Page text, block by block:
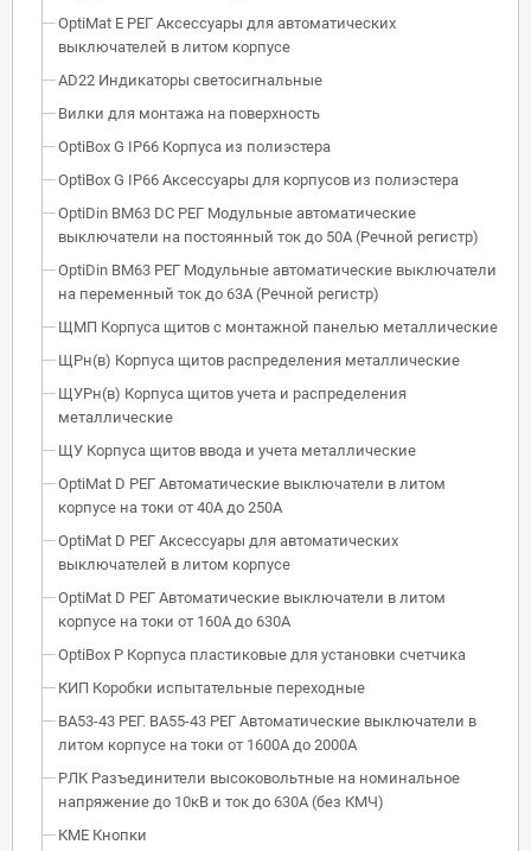
OptiMat E РЕГ Аксессуары для автоматических
выключателей в литом корпусе
AD22 Индикаторы светосигнальные
Вилки для монтажа на поверхность
OptiBox G IP66 Корпуса из полиэстера
OptiBox G IP66 Аксессуары для корпусов из полиэстера
OptiDin BM63 DC РЕГ Модульные автоматические
выключатели на постоянный ток до 50А (Речной регистр)
OptiDin BM63 РЕГ Модульные автоматические выключатели
на переменный ток до 63А (Речной регистр)
ЩМП Корпуса щитов с монтажной панелью металлические
ЩРн(в) Корпуса щитов распределения металлические
ЩУРн(в) Корпуса щитов учета и распределения
металлические
ЩУ Корпуса щитов ввода и учета металлические
OptiMat D РЕГ Автоматические выключатели в литом
корпусе на токи от 40А до 250А
OptiMat D РЕГ Аксессуары для автоматических
выключателей в литом корпусе
OptiMat D РЕГ Автоматические выключатели в литом
корпусе на токи от 160А до 630А
OptiBox P Корпуса пластиковые для установки счетчика
КИП Коробки испытательные переходные
ВА53-43 РЕГ. ВА55-43 РЕГ Автоматические выключатели в
литом корпусе на токи от 1600А до 2000А
РЛК Разъединители высоковольтные на номинальное
напряжение до 10кВ и ток до 630А (без КМЧ)
КМЕ Кнопки